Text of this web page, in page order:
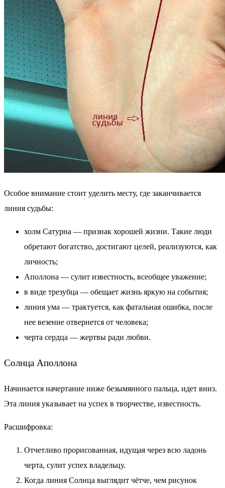
Особое внимание стоит уделить месту, где заканчивается
линия судьбы:
холм Сатурна — признак хорошей жизни. Такие люди
обретают богатство, достигают целей, реализуются, как
личность;
Аполлона — сулит известность, всеобщее уважение;
в виде трезубца — обещает жизнь яркую на события;
линия ума — трактуется, как фатальная ошибка, после
нее везение отвернется от человека;
черта сердца — жертвы ради любви.
Солнца Аполлона
Начинается начертание ниже безымянного пальца, идет вниз.
Эта линия указывает на успех в творчестве, известность.
Расшифровка:
Отчетливо прорисованная, идущая через всю ладонь
черта, сулит успех владельцу.
Когда линия Солнца выглядит чётче, чем рисунок